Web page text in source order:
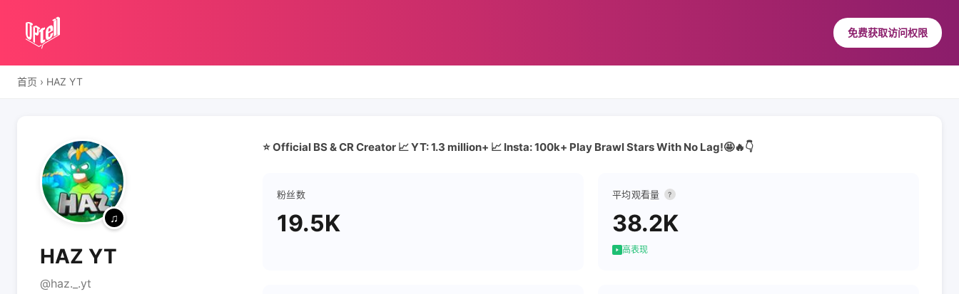
免费获取访问权限
首页 › HAZ YT
HAZ YT
@haz._.yt
⭐ Official BS & CR Creator 📈 YT: 1.3 million+ 📈 Insta: 100k+ Play Brawl Stars With No Lag!🤩🔥👇
粉丝数
19.5K
平均观看量 ?
38.2K
高表现